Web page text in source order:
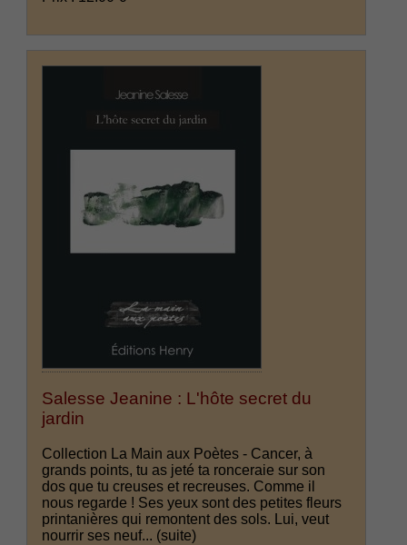
Salesse Jeanine : L'hôte secret du
jardin
Collection La Main aux Poètes - Cancer, à
grands points, tu as jeté ta ronceraie sur son
dos que tu creuses et recreuses. Comme il
nous regarde ! Ses yeux sont des petites fleurs
printanières qui remontent des sols. Lui, veut
nourrir ses neuf... (suite)